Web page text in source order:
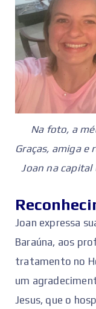
Na foto, a
Graças, amiga e
Joan na
Joan expressa
Baraúna, aos
tratamento no
um
Jesus, que o